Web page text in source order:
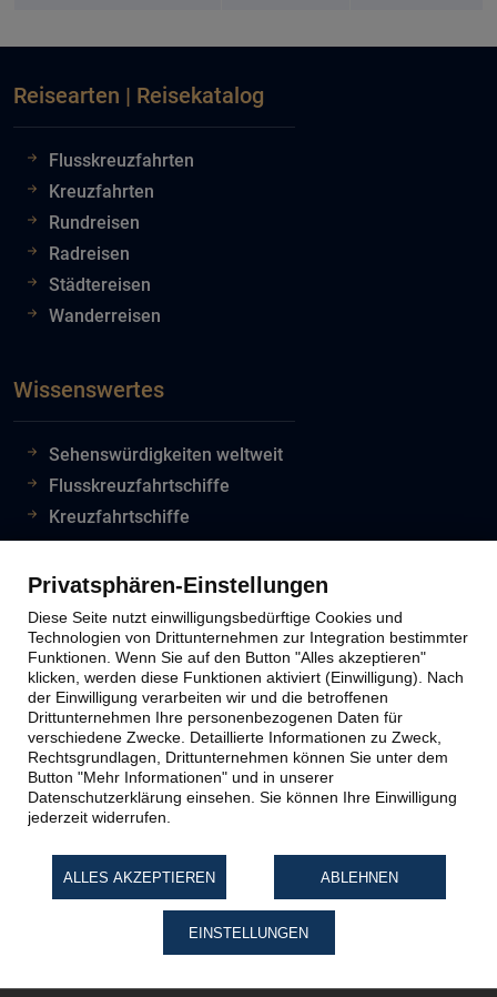
Reisearten | Reisekatalog
Flusskreuzfahrten
Kreuzfahrten
Rundreisen
Radreisen
Städtereisen
Wanderreisen
Wissenswertes
Sehenswürdigkeiten weltweit
Flusskreuzfahrtschiffe
Kreuzfahrtschiffe
Reiseinfos Auswertiges Amt
Lion Tours Reise Blog
Lion Tours Kontakt
Kontaktinfos
Unternehmen
Reiseabwicklung
Impressum
Datenschutz
Widerruf Reiseversicherung
Privatsphären-Einstellungen
Diese Seite nutzt einwilligungsbedürftige Cookies und
Technologien von Drittunternehmen zur Integration bestimmter
Funktionen. Wenn Sie auf den Button "Alles akzeptieren"
klicken, werden diese Funktionen aktiviert (Einwilligung). Nach
der Einwilligung verarbeiten wir und die betroffenen
Drittunternehmen Ihre personenbezogenen Daten für
verschiedene Zwecke. Detaillierte Informationen zu Zweck,
Rechtsgrundlagen, Drittunternehmen können Sie unter dem
Button "Mehr Informationen" und in unserer
Datenschutzerklärung einsehen. Sie können Ihre Einwilligung
jederzeit widerrufen.
ALLES AKZEPTIEREN ABLEHNEN
EINSTELLUNGEN